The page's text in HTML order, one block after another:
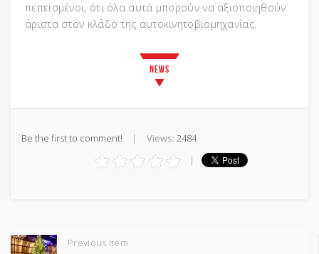
πεπεισμένοι, ότι όλα αυτά μπορούν να αξιοποιηθούν
άριστα στον κλάδο της αυτοκινητοβιομηχανίας.
News
Be the first to comment! Views: 2484
Previous Item